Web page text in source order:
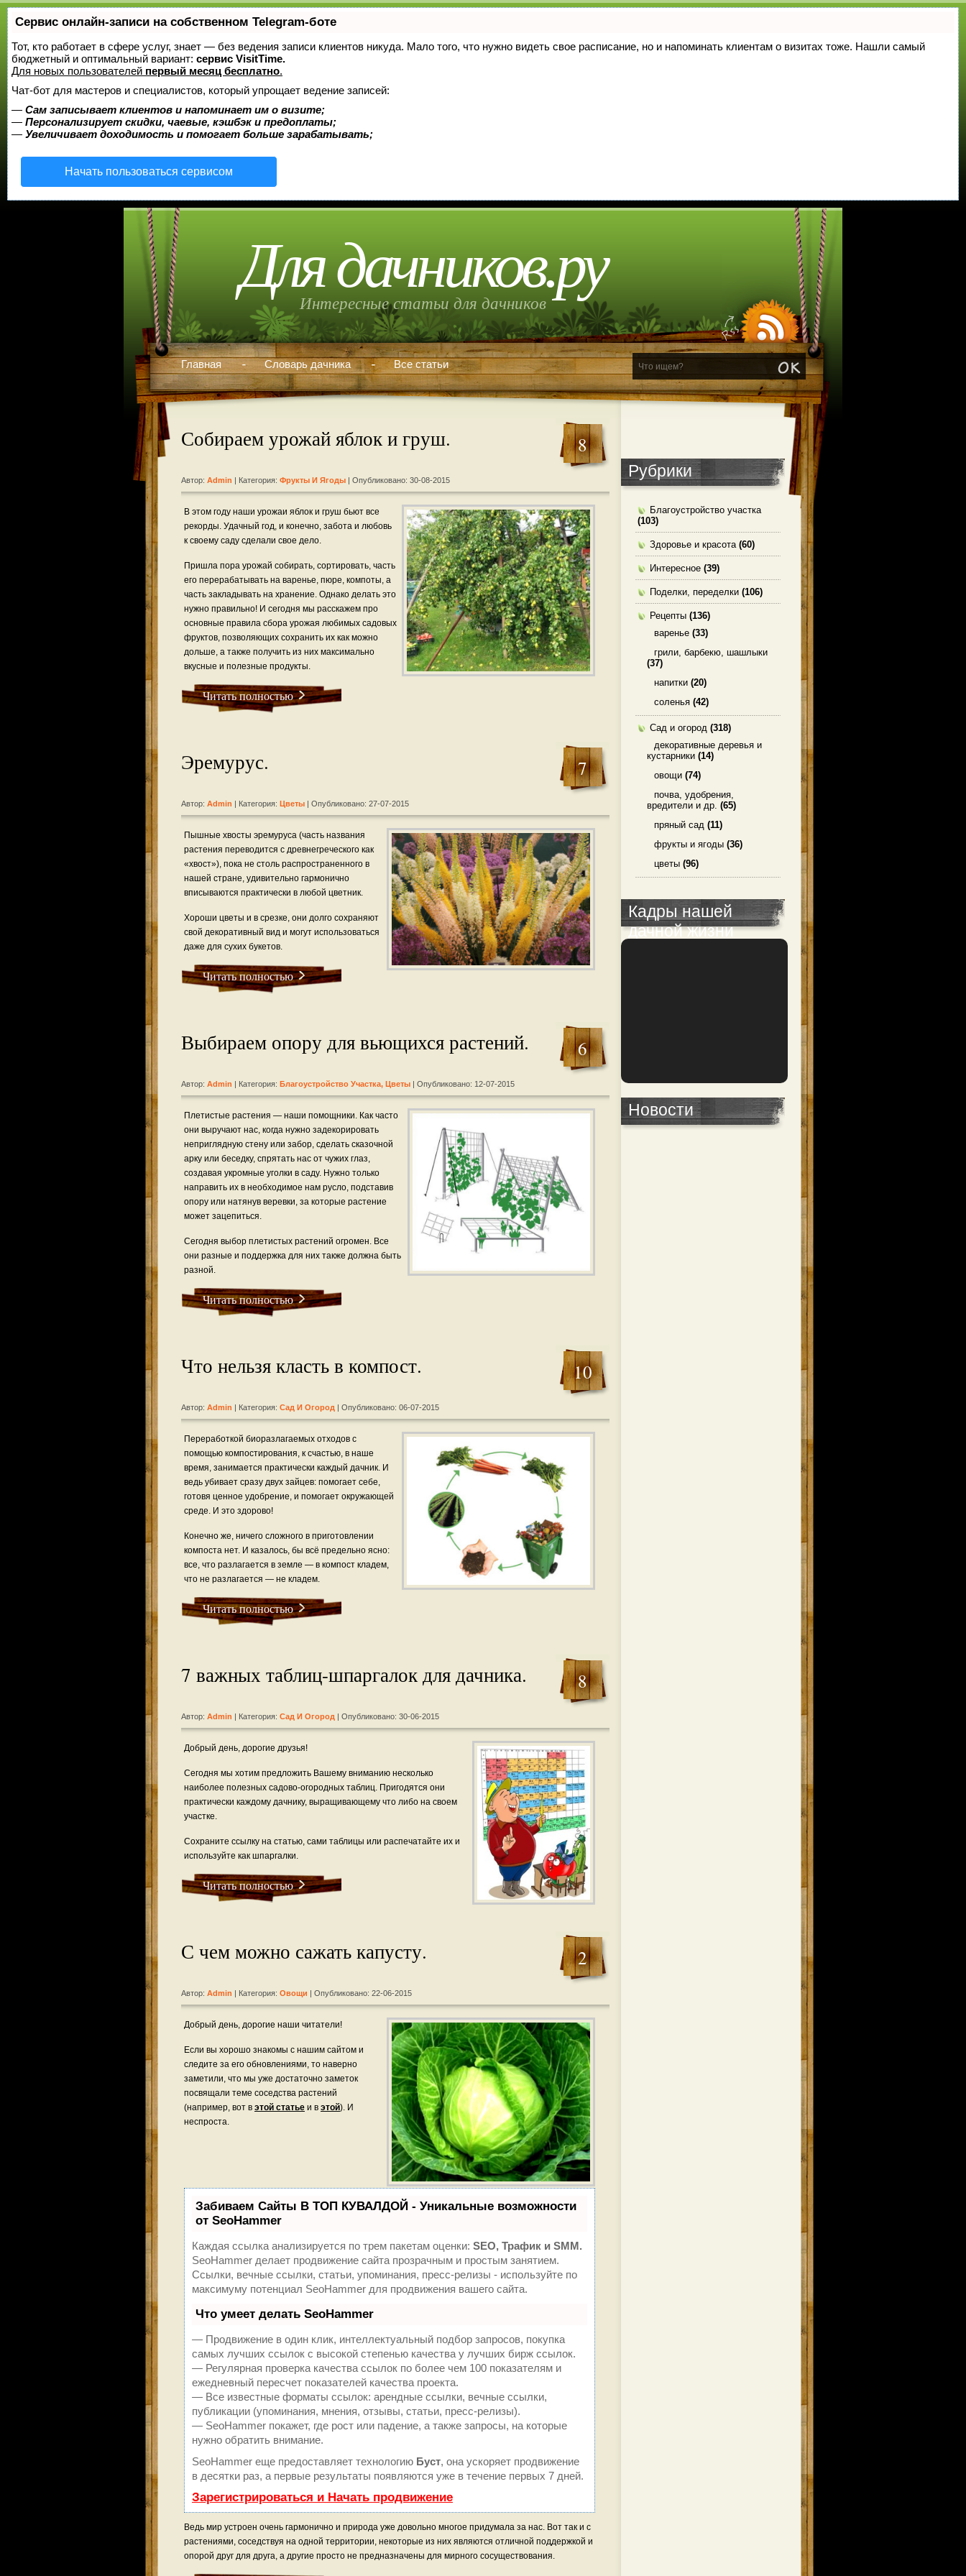
Сервис онлайн-записи на собственном Telegram-боте
Тот, кто работает в сфере услуг, знает — без ведения записи клиентов никуда. Мало того, что нужно видеть свое расписание, но и напоминать клиентам о визитах тоже. Нашли самый
бюджетный и оптимальный вариант: сервис VisitTime.
Для новых пользователей первый месяц бесплатно.
Чат-бот для мастеров и специалистов, который упрощает ведение записей:
— Сам записывает клиентов и напоминает им о визите;
— Персонализирует скидки, чаевые, кэшбэк и предоплаты;
— Увеличивает доходимость и помогает больше зарабатывать;
Начать пользоваться сервисом
Для дачников.ру
Интересные статьи для дачников
Главная Словарь дачника Все статьи
Собираем урожай яблок и груш. 8
Автор: Admin | Категория: Фрукты И Ягоды | Опубликовано: 30-08-2015
В этом году наши урожаи яблок и груш бьют все
рекорды. Удачный год, и конечно, забота и любовь
к своему саду сделали свое дело.
Пришла пора урожай собирать, сортировать, часть
его перерабатывать на варенье, пюре, компоты, а
часть закладывать на хранение. Однако делать это
нужно правильно! И сегодня мы расскажем про
основные правила сбора урожая любимых садовых
фруктов, позволяющих сохранить их как можно
дольше, а также получить из них максимально
вкусные и полезные продукты.
Читать полностью
Эремурус. 7
Автор: Admin | Категория: Цветы | Опубликовано: 27-07-2015
Пышные хвосты эремуруса (часть названия
растения переводится с древнегреческого как
«хвост»), пока не столь распространенного в
нашей стране, удивительно гармонично
вписываются практически в любой цветник.
Хороши цветы и в срезке, они долго сохраняют
свой декоративный вид и могут использоваться
даже для сухих букетов.
Читать полностью
Выбираем опору для вьющихся растений. 6
Автор: Admin | Категория: Благоустройство Участка, Цветы | Опубликовано: 12-07-2015
Плетистые растения — наши помощники. Как часто
они выручают нас, когда нужно задекорировать
неприглядную стену или забор, сделать сказочной
арку или беседку, спрятать нас от чужих глаз,
создавая укромные уголки в саду. Нужно только
направить их в необходимое нам русло, подставив
опору или натянув веревки, за которые растение
может зацепиться.
Сегодня выбор плетистых растений огромен. Все
они разные и поддержка для них также должна быть
разной.
Читать полностью
Что нельзя класть в компост. 10
Автор: Admin | Категория: Сад И Огород | Опубликовано: 06-07-2015
Переработкой биоразлагаемых отходов с
помощью компостирования, к счастью, в наше
время, занимается практически каждый дачник. И
ведь убивает сразу двух зайцев: помогает себе,
готовя ценное удобрение, и помогает окружающей
среде. И это здорово!
Конечно же, ничего сложного в приготовлении
компоста нет. И казалось, бы всё предельно ясно:
все, что разлагается в земле — в компост кладем,
что не разлагается — не кладем.
Читать полностью
7 важных таблиц-шпаргалок для дачника. 8
Автор: Admin | Категория: Сад И Огород | Опубликовано: 30-06-2015
Добрый день, дорогие друзья!
Сегодня мы хотим предложить Вашему вниманию несколько
наиболее полезных садово-огородных таблиц. Пригодятся они
практически каждому дачнику, выращивающему что либо на своем
участке.
Сохраните ссылку на статью, сами таблицы или распечатайте их и
используйте как шпаргалки.
Читать полностью
С чем можно сажать капусту. 2
Автор: Admin | Категория: Овощи | Опубликовано: 22-06-2015
Добрый день, дорогие наши читатели!
Если вы хорошо знакомы с нашим сайтом и
следите за его обновлениями, то наверно
заметили, что мы уже достаточно заметок
посвящали теме соседства растений
(например, вот в этой статье и в этой). И
неспроста.
Забиваем Сайты В ТОП КУВАЛДОЙ - Уникальные возможности
от SeoHammer
Каждая ссылка анализируется по трем пакетам оценки: SEO, Трафик и SMM.
SeoHammer делает продвижение сайта прозрачным и простым занятием.
Ссылки, вечные ссылки, статьи, упоминания, пресс-релизы - используйте по
максимуму потенциал SeoHammer для продвижения вашего сайта.
Что умеет делать SeoHammer
— Продвижение в один клик, интеллектуальный подбор запросов, покупка
самых лучших ссылок с высокой степенью качества у лучших бирж ссылок.
— Регулярная проверка качества ссылок по более чем 100 показателям и
ежедневный пересчет показателей качества проекта.
— Все известные форматы ссылок: арендные ссылки, вечные ссылки,
публикации (упоминания, мнения, отзывы, статьи, пресс-релизы).
— SeoHammer покажет, где рост или падение, а также запросы, на которые
нужно обратить внимание.
SeoHammer еще предоставляет технологию Буст, она ускоряет продвижение
в десятки раз, а первые результаты появляются уже в течение первых 7 дней.
Зарегистрироваться и Начать продвижение
Ведь мир устроен очень гармонично и природа уже довольно многое придумала за нас. Вот так и с
растениями, соседствуя на одной территории, некоторые из них являются отличной поддержкой и
опорой друг для друга, а другие просто не предназначены для мирного сосуществования.
Рубрики
Благоустройство участка
(103)
Здоровье и красота(60)
Интересное (39)
Поделки, переделки (106)
Рецепты (136)
варенье (33)
грили, барбекю, шашлыки
(37)
напитки (20)
соленья (42)
Сад и огород (318)
декоративные деревья и
кустарники (14)
овощи (74)
почва, удобрения,
вредители и др. (65)
пряный сад (11)
фрукты и ягоды (36)
цветы (96)
Кадры нашей
дачной жизни
Новости